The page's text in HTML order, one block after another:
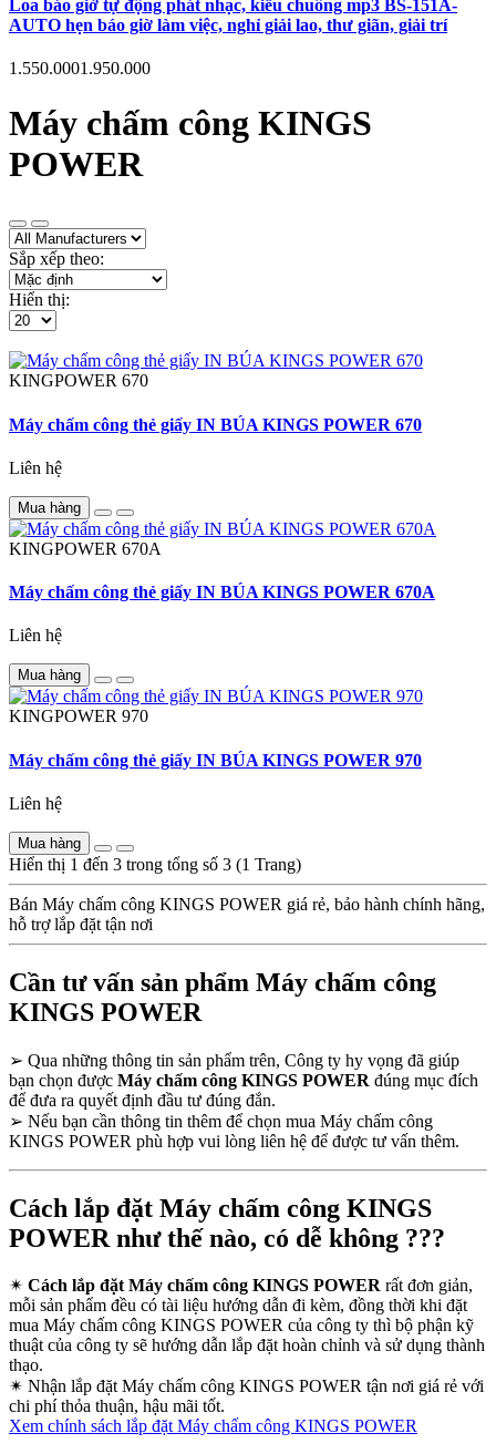
Loa báo giờ tự động phát nhạc, kiểu chuông mp3 BS-151A-
AUTO hẹn báo giờ làm việc, nghỉ giải lao, thư giãn, giải trí
1.550.0001.950.000
Máy chấm công KINGS
POWER
Sắp xếp theo:
Hiển thị:
KINGPOWER 670
Máy chấm công thẻ giấy IN BÚA KINGS POWER 670
Liên hệ
Mua hàng
KINGPOWER 670A
Máy chấm công thẻ giấy IN BÚA KINGS POWER 670A
Liên hệ
Mua hàng
KINGPOWER 970
Máy chấm công thẻ giấy IN BÚA KINGS POWER 970
Liên hệ
Mua hàng
Hiển thị 1 đến 3 trong tổng số 3 (1 Trang)
Bán Máy chấm công KINGS POWER giá rẻ, bảo hành chính hãng,
hỗ trợ lắp đặt tận nơi
Cần tư vấn sản phẩm Máy chấm công
KINGS POWER
➢ Qua những thông tin sản phẩm trên, Công ty hy vọng đã giúp
bạn chọn được Máy chấm công KINGS POWER đúng mục đích
để đưa ra quyết định đầu tư đúng đắn.
➢ Nếu bạn cần thông tin thêm để chọn mua Máy chấm công
KINGS POWER phù hợp vui lòng liên hệ để được tư vấn thêm.
Cách lắp đặt Máy chấm công KINGS
POWER như thế nào, có dễ không ???
✴ Cách lắp đặt Máy chấm công KINGS POWER rất đơn giản,
mỗi sản phẩm đều có tài liệu hướng dẫn đi kèm, đồng thời khi đặt
mua Máy chấm công KINGS POWER của công ty thì bộ phận kỹ
thuật của công ty sẽ hướng dẫn lắp đặt hoàn chỉnh và sử dụng thành
thạo.
✴ Nhận lắp đặt Máy chấm công KINGS POWER tận nơi giá rẻ với
chi phí thỏa thuận, hậu mãi tốt.
Xem chính sách lắp đặt Máy chấm công KINGS POWER